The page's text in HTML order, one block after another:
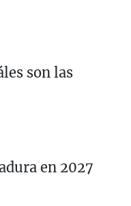
son las
en 2027